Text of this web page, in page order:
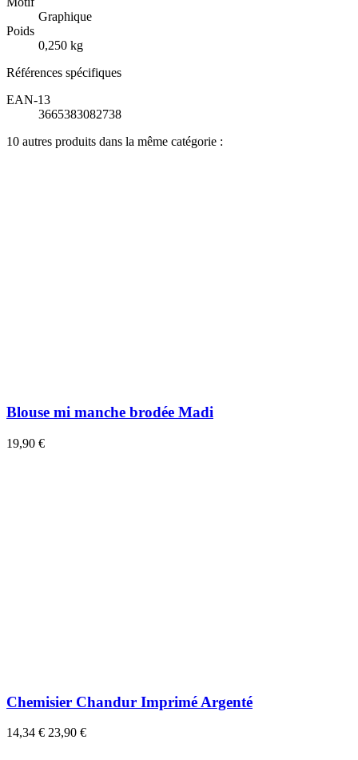
Graphique
Poids
0,250 kg
Références spécifiques
EAN-13
3665383082738
10 autres produits dans la même catégorie :
Blouse mi manche brodée Madi
19,90 €
Chemisier Chandur Imprimé Argenté
14,34 € 23,90 €